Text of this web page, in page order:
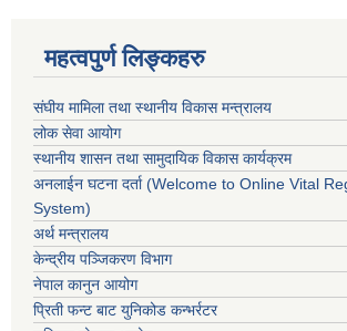
महत्वपुर्ण लिङ्कहरु
संघीय मामिला तथा स्थानीय विकास मन्त्रालय
लोक सेवा आयोग
स्थानीय शासन तथा सामुदायिक विकास कार्यक्रम
अनलाईन घटना दर्ता (Welcome to Online Vital
System)
अर्थ मन्त्रालय
केन्द्रीय पञ्जिकरण विभाग
नेपाल कानुन आयोग
प्रिती फन्ट बाट युनिकोड कन्भर्रटर